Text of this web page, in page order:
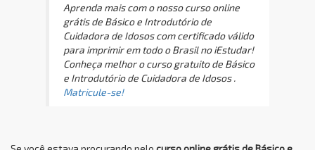
Aprenda mais com o nosso curso online
grátis de Básico e Introdutório de
Cuidadora de Idosos com certificado válido
para imprimir em todo o Brasil no iEstudar!
Conheça melhor o curso gratuito de Básico
e Introdutório de Cuidadora de Idosos .
Matricule-se!